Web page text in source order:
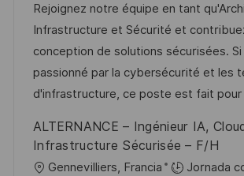
c
a
c
i
ó
n
c
a
c
i
ó
c
h
a
d
e
u
d
e
e
m
p
e
t
e
g
o
r
a
Rejoignez notre équipe en tant
Infrastructure et Sécurité et
conception de solutions sécurisées.
passionné par la cybersécurité et les
d'infrastructure, ce poste est fait pour
ALTERNANCE – Ingénieur IA,
Infrastructure Sécurisée – F/H
U Gennevilliers, Francia
Jornada